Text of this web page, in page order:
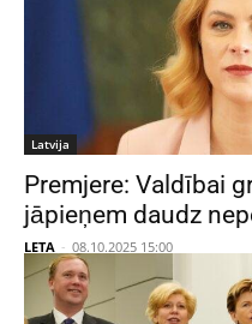
Latvija
Premjere: Valdībai
jāpieņem daudz
LETA - 08.10.2025 15:00